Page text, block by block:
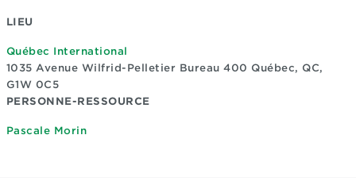
LIEU
Québec International
1035 Avenue Wilfrid-Pelletier Bureau 400 Québec, QC,
G1W 0C5
PERSONNE-RESSOURCE
Pascale Morin